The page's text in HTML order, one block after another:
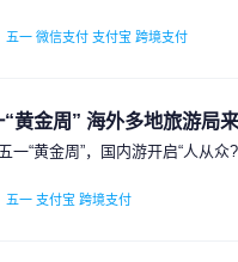
五一 微信支付 支付宝 跨境支付
“黄金周” 海外多地旅游局
一“黄金周”，国内游开启“人从
五一 支付宝 跨境支付